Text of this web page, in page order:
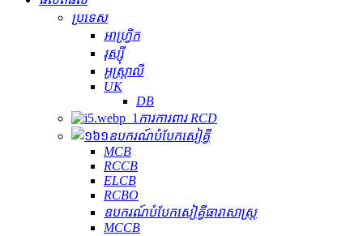
ប្រទេស
អាហ្វ្រិក
រុស្ស៊ី
អូស្ត្រាលី
UK
DB
ការការពារ RCD
ឧបករណ៍​បំបែក​សៀគ្វី
MCB
RCCB
ELCB
RCBO
ឧបករណ៍បំបែកសៀគ្វីធារាសាស្ត្រ
MCCB